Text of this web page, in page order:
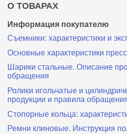
О ТОВАРАХ
Информация покупателю
Съемники: характеристики и
Основные характеристики
Шарики стальные. Описание
обращения
Ролики игольчатые и
продукции и правила
Стопорные кольца:
Ремни клиновые. Инструкция